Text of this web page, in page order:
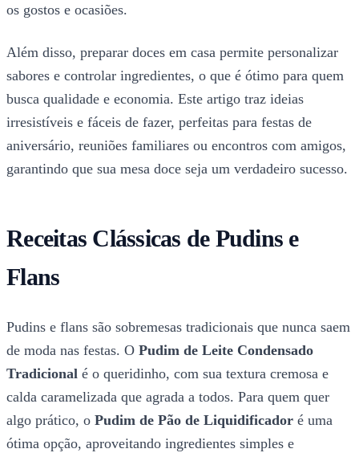
os gostos e ocasiões.
Além disso, preparar doces em casa permite personalizar
sabores e controlar ingredientes, o que é ótimo para quem
busca qualidade e economia. Este artigo traz ideias
irresistíveis e fáceis de fazer, perfeitas para festas de
aniversário, reuniões familiares ou encontros com amigos,
garantindo que sua mesa doce seja um verdadeiro sucesso.
Receitas Clássicas de Pudins e
Flans
Pudins e flans são sobremesas tradicionais que nunca saem
de moda nas festas. O Pudim de Leite Condensado
Tradicional é o queridinho, com sua textura cremosa e
calda caramelizada que agrada a todos. Para quem quer
algo prático, o Pudim de Pão de Liquidificador é uma
ótima opção, aproveitando ingredientes simples e